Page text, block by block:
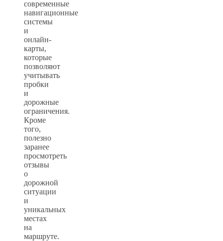
современные
навигационные
системы
и
онлайн-
карты,
которые
позволяют
учитывать
пробки
и
дорожные
ограничения.
Кроме
того,
полезно
заранее
просмотреть
отзывы
о
дорожной
ситуации
и
уникальных
местах
на
маршруте.